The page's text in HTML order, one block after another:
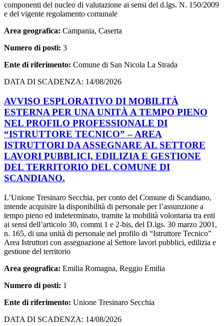
componenti del nucleo di valutazione ai sensi del d.lgs. N. 150/2009
e del vigente regolamento comunale
Area geografica: Campania, Caserta
Numero di posti: 3
Ente di riferimento: Comune di San Nicola La Strada
DATA DI SCADENZA: 14/08/2026
AVVISO ESPLORATIVO DI MOBILITÀ
ESTERNA PER UNA UNITÀ A TEMPO PIENO
NEL PROFILO PROFESSIONALE DI
“ISTRUTTORE TECNICO” – AREA
ISTRUTTORI DA ASSEGNARE AL SETTORE
LAVORI PUBBLICI, EDILIZIA E GESTIONE
DEL TERRITORIO DEL COMUNE DI
SCANDIANO.
L’Unione Tresinaro Secchia, per conto del Comune di Scandiano,
intende acquisire la disponibilità di personale per l’assunzione a
tempo pieno ed indeterminato, tramite la mobilità volontaria tra enti
ai sensi dell’articolo 30, commi 1 e 2-bis, del D.lgs. 30 marzo 2001,
n. 165, di una unità di personale nel profilo di “Istruttore Tecnico”
Area Istruttori con assegnazione al Settore lavori pubblici, edilizia e
gestione del territorio
Area geografica: Emilia Romagna, Reggio Emilia
Numero di posti: 1
Ente di riferimento: Unione Tresinaro Secchia
DATA DI SCADENZA: 14/08/2026